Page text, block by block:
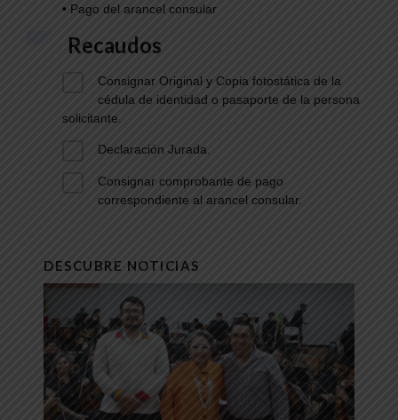
• Pago del arancel consular
Recaudos
Consignar Original y Copia fotostática de la
cédula de identidad o pasaporte de la persona
solicitante.
Declaración Jurada.
Consignar comprobante de pago
correspondiente al arancel consular.
DESCUBRE NOTICIAS